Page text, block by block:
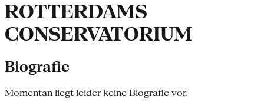
ROTTERDAMS
CONSERVATORIUM
Biografie
Momentan liegt leider keine Biografie vor.